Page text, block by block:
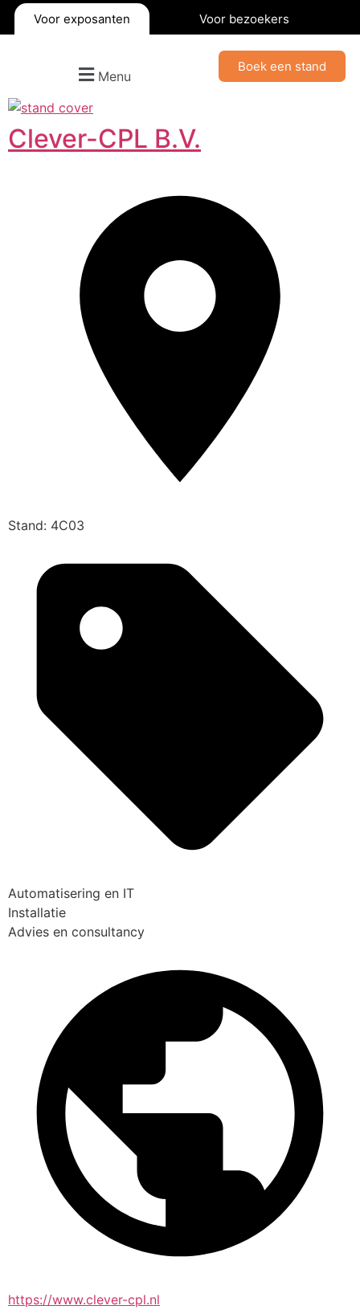
Voor exposanten Voor bezoekers
Menu
Boek een stand
Clever-CPL B.V.
Stand: 4C03
Automatisering en IT
Installatie
Advies en consultancy
https://www.clever-cpl.nl